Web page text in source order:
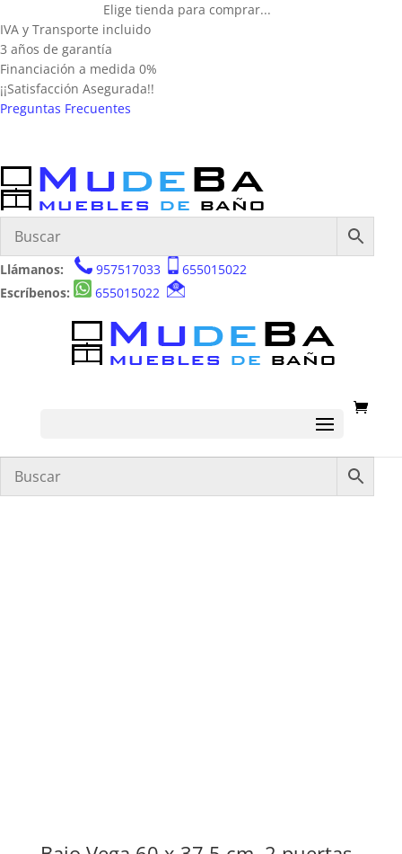
Elige tienda para comprar...
IVA y Transporte incluido
3 años de garantía
Financiación a medida 0%
¡¡Satisfacción Asegurada!!
Preguntas Frecuentes
Llámanos: 957517033
655015022
Escríbenos:
655015022